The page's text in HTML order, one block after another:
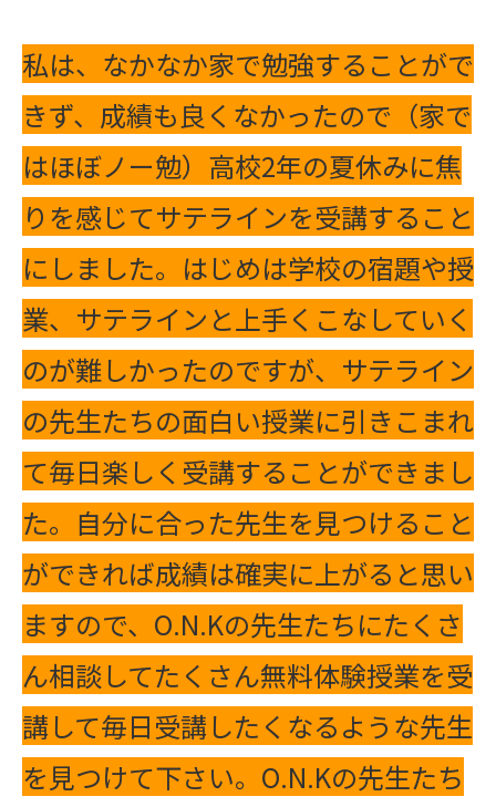
私は、なかなか家で勉強することがで
きず、成績も良くなかったので（家で
はほぼノー勉）高校2年の夏休みに焦
りを感じてサテラインを受講すること
にしました。はじめは学校の宿題や授
業、サテラインと上手くこなしていく
のが難しかったのですが、サテライン
の先生たちの面白い授業に引きこまれ
て毎日楽しく受講することができまし
た。自分に合った先生を見つけること
ができれば成績は確実に上がると思い
ますので、O.N.Kの先生たちにたくさ
ん相談してたくさん無料体験授業を受
講して毎日受講したくなるような先生
を見つけて下さい。O.N.Kの先生たち